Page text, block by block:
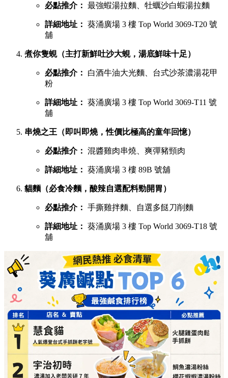
必點推介： 最強蝦湯拉麵、牡蠣沙白蝦湯拉麵
詳細地址： 葵涌廣場 3 樓 Top World 3069-T20 號
舖
煮你隻蜆（主打新鮮吐沙大蜆，湯底鮮味十足）
必點推介：
白酒牛油大光麵、台式沙茶濃湯花甲
粉
詳細地址： 葵涌廣場 3 樓 Top World 3069-T11 號
舖
串燒之王（即叫即燒，性價比極高的童年回憶）
必點推介： 混醬雞肉串燒、爽彈豬頸肉
詳細地址： 葵涌廣場 3 樓 89B 號舖
貓麵（必食冷麵，酸辣自選配料勁開胃）
必點推介： 手撕雞拌麵、自選多餸刀削麵
詳細地址： 葵涌廣場 3 樓 Top World 3069-T18 號
舖